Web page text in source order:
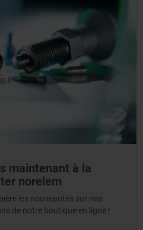
maintenant à la
norelem
les nouveautés sur nos
de notre boutique en ligne !